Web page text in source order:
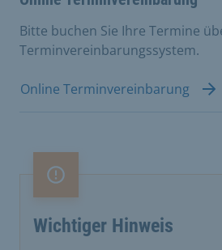
Bitte buchen Sie Ihre Termine
Terminvereinbarungssystem.
Online Terminvereinbarung
Wichtiger Hinweis
Wichtiger Hinweis